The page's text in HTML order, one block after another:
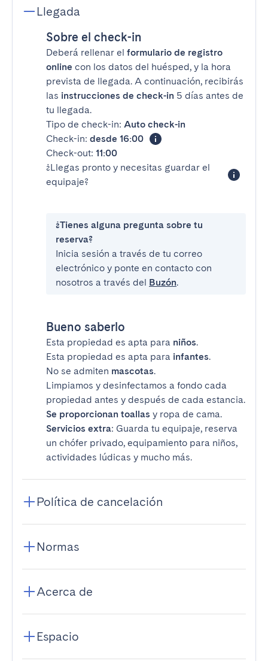
Llegada
Sobre el check-in
Deberá rellenar el formulario de registro
online con los datos del huésped, y la hora
prevista de llegada. A continuación, recibirás
las instrucciones de check-in 5 días antes de
tu llegada.
Tipo de check-in: Auto check-in
Check-in: desde 16:00
Check-out: 11:00
¿Llegas pronto y necesitas guardar el
equipaje?
¿Tienes alguna pregunta sobre tu
reserva?
Inicia sesión a través de tu correo
electrónico y ponte en contacto con
nosotros a través del Buzón.
Bueno saberlo
Esta propiedad es apta para niños.
Esta propiedad es apta para infantes.
No se admiten mascotas.
Limpiamos y desinfectamos a fondo cada
propiedad antes y después de cada estancia.
Se proporcionan toallas y ropa de cama.
Servicios extra: Guarda tu equipaje, reserva
un chófer privado, equipamiento para niños,
actividades lúdicas y mucho más.
Política de cancelación
Normas
Acerca de
Espacio